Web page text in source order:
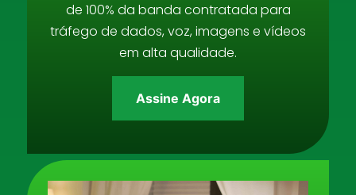
de 100% da banda contratada para
tráfego de dados, voz, imagens e vídeos
em alta qualidade.
Assine Agora